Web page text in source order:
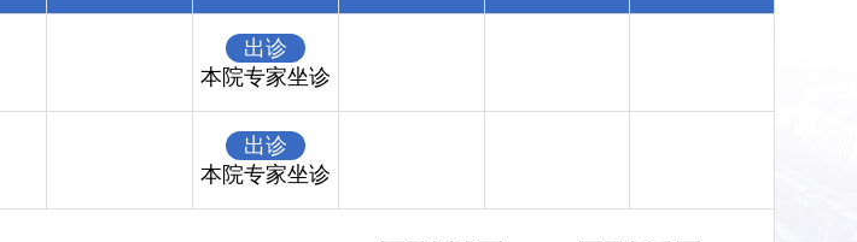
出诊
本院专家坐诊
出诊
本院专家坐诊